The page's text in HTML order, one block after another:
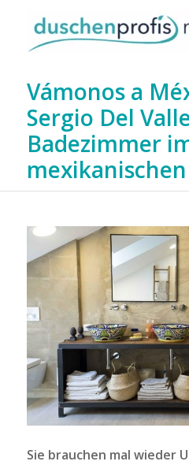
Vámonos a
Sergio Del
Badezimmer
Sie brauchen mal wieder